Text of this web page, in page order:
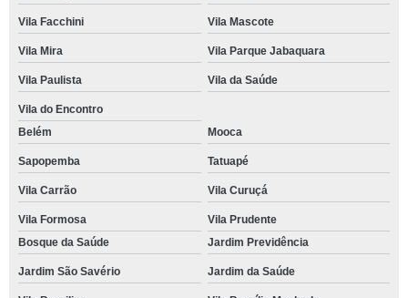
Vila Facchini Vila Mascote
Vila Mira Vila Parque Jabaquara
Vila Paulista Vila da Saúde
Vila do Encontro
Belém
Mooca
Sapopemba Tatuapé
Vila Carrão Vila Curuçá
Vila Formosa
Vila Prudente
Bosque da Saúde
Jardim Previdência
Jardim São Savério Jardim da Saúde